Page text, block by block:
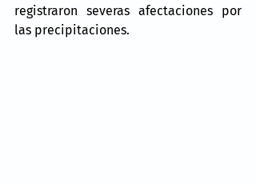
registraron severas afectaciones por
las precipitaciones.